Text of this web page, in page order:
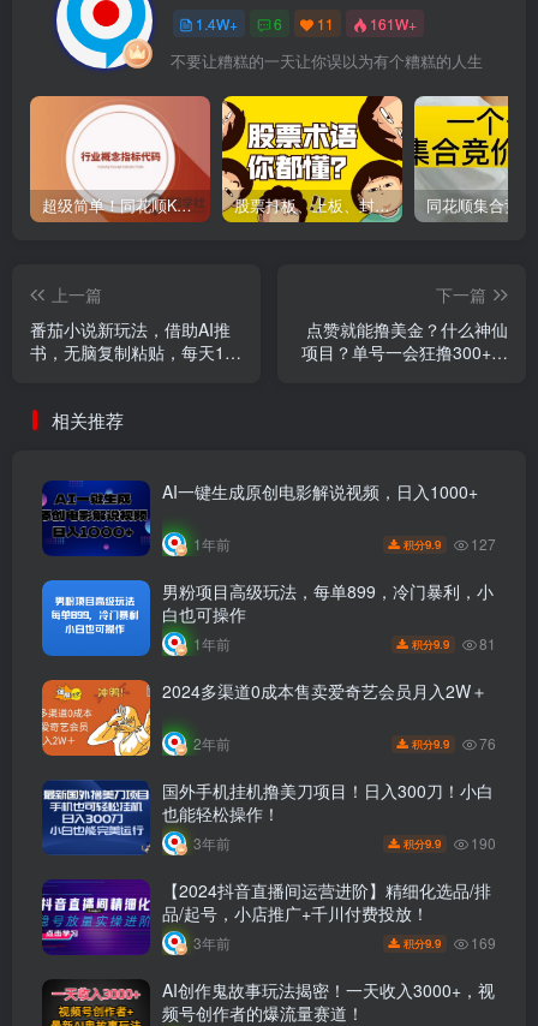
1.4W+ 6 11 161W+
不要让糟糕的一天让你误以为有个糟糕的人生
超级简单！同花顺K线界面显示行业概念指标代码图解 股票打板、上板、封板、翘板、炸板是什么意思？炒股你必须懂的暗语！
上一篇
番茄小说新玩法，借助AI推
书，无脑复制粘贴，每天10
下一篇
点赞就能撸美金？什么神仙
项目？单号一会狂撸300+，
相关推荐
AI一键生成原创电影解说视频，日入1000+
1年前 积分9.9 127
男粉项目高级玩法，每单899，冷门暴利，小
白也可操作
1年前 积分9.9 81
2024多渠道0成本售卖爱奇艺会员月入2W＋
2年前 积分9.9 76
国外手机挂机撸美刀项目！日入300刀！小白
也能轻松操作！
3年前 积分9.9 190
【2024抖音直播间运营进阶】精细化选品/排
品/起号，小店推广+千川付费投放！
3年前 积分9.9 169
AI创作鬼故事玩法揭密！一天收入3000+，视
频号创作者的爆流量赛道！